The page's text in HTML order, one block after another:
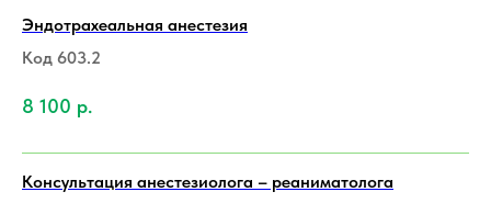
Эндотрахеальная анестезия
Код 603.2
8 100 р.
Консультация анестезиолога – реаниматолога